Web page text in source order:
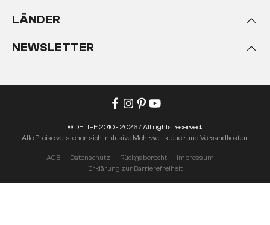
LÄNDER
NEWSLETTER
AGB Datenschutz Rückgaberecht
Impressum
Erklärung zur Barrierefreiheit
© DELIFE 2010 - 2026 / All rights reserved.
Alle Preise verstehen sich inklusive Mehrwertsteuer und Versandkosten.